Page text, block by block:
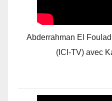
Abderrahman El
(ICI-TV) avec